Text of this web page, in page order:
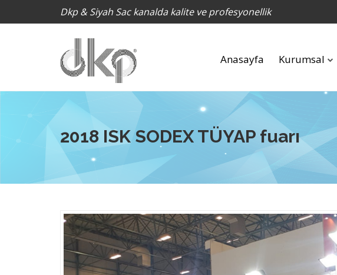
Dkp & Siyah Sac kanalda kalite ve profesyonellik
Anasayfa Kurumsal
2018 ISK SODEX TÜYAP fuarı